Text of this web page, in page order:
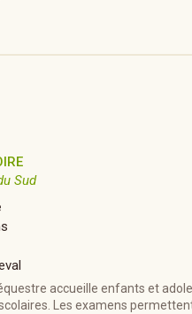
Sud
accueille enfants et
Les examens